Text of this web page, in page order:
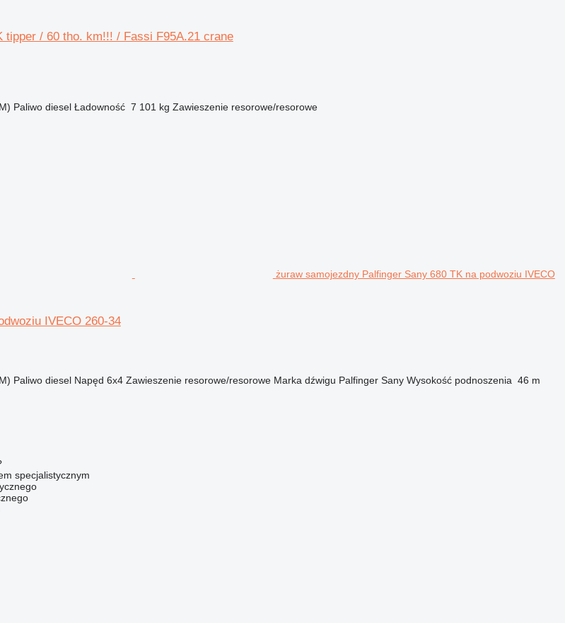
tipper / 60 tho. km!!! / Fassi F95A.21 crane
Paliwo diesel Ładowność 7 101 kg Zawieszenie resorowe/resorowe
żuraw samojezdny Palfinger Sany 680 TK na podwoziu IVECO
IVECO 260-34
Paliwo diesel Napęd 6x4 Zawieszenie resorowe/resorowe Marka dźwigu Palfinger Sany Wysokość podnoszenia 46 m
specjalistycznym